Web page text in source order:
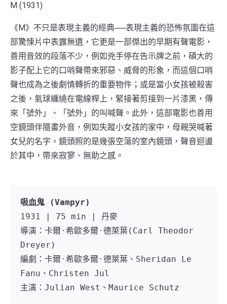
M (1931)
《M》不只是表現主義的經典──表現主義的恐怖氛圍在這
部驚悚片中表露無遺，它更是一部傑出的早期有聲電影，
善用音效的段落不少，例如兇手停在告示牌之前，碩大的
影子配上它的口哨聲帶來邪惡、威脅的形象，而這個口哨
聲也成為之後劇情轉折的重要物件；或是當小女孩被殺害
之後，氣球纏繞在電線桿上，緊接著剪接到一片漆黑，傳
來「號外」、「號外」的叫喊聲。此外，這部電影也善用
空鏡頭伴隨畫外音，例如失蹤小女孩的家中，母親哭喊著
女兒的名字，鏡頭照的是幾張空蕩的室內鏡頭，聲音迴盪
於其中，帶來寂寥、無助之感。
吸血鬼 (Vampyr)
1931 | 75 min | 丹麥
導演：卡爾·希歐多爾·德萊葉(Carl Theodor
Dreyer)
編劇：卡爾·希歐多爾·德萊葉、Sheridan Le
Fanu、Christen Jul
主演：Julian West、Maurice Schutz